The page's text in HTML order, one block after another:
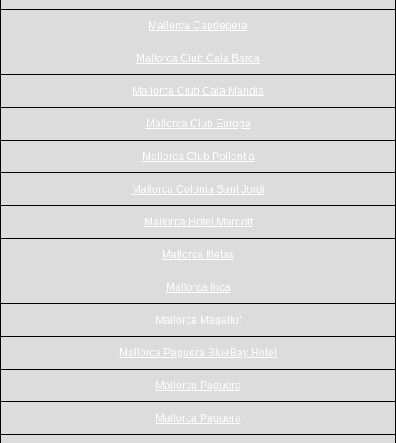
Mallorca Capdepera
Mallorca Club Cala Barca
Mallorca Club Cala Mandia
Mallorca Club Europa
Mallorca Club Pollentia
Mallorca Colonia Sant Jordi
Mallorca Hotel Marriott
Mallorca Illetas
Mallorca Inca
Mallorca Magalluf
Mallorca Paguera BlueBay Hotel
Mallorca Paguera
Mallorca Paguera